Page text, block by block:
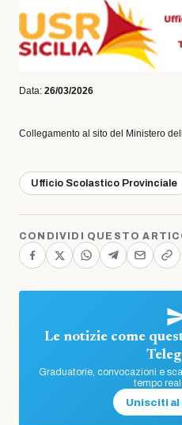
Data: 26/03/2026
Collegamento al sito del Ministero
Ufficio Scolastico Provinciale
CONDIVIDI QUESTO
Le notizie come
Graduatorie, convocazioni e
tempo
Unisciti al